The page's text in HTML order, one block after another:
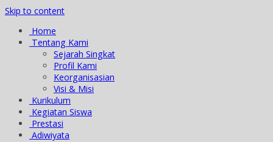
Skip to content
Home
Tentang Kami
Sejarah Singkat
Profil Kami
Keorganisasian
Visi & Misi
Kurikulum
Kegiatan Siswa
Prestasi
Adiwiyata